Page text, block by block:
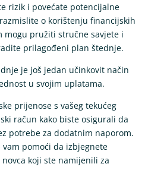
rizik i povećate potencijalne
o korištenju financijskih
mogu pružiti stručne savjete i
prilagođeni plan štednje.
je još jedan učinkovit način
u svojim uplatama.
prijenose s vašeg tekućeg
račun kako biste osigurali da
potrebe za dodatnim naporom.
pomoći da izbjegnete
koji ste namijenili za